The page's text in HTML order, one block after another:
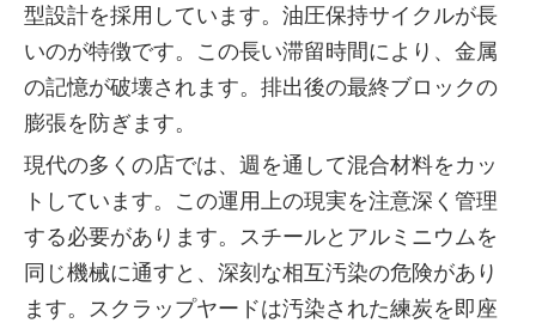
型設計を採用しています。油圧保持サイクルが長
いのが特徴です。この長い滞留時間により、金属
の記憶が破壊されます。排出後の最終ブロックの
膨張を防ぎます。
現代の多くの店では、週を通して混合材料をカッ
トしています。この運用上の現実を注意深く管理
する必要があります。スチールとアルミニウムを
同じ機械に通すと、深刻な相互汚染の危険があり
ます。スクラップヤードは汚染された練炭を即座